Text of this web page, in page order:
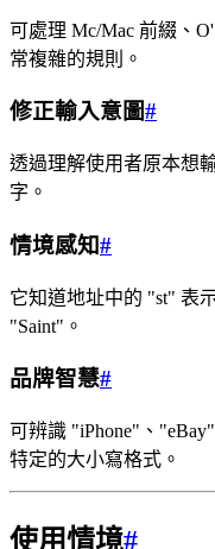
可處理 Mc/Mac 前綴、
常複雜的規則。
修正輸入意圖#
透過理解使用者原本想
字。
情境感知#
它知道地址中的 "st" 表
"Saint"。
品牌智慧#
可辨識 "iPhone"、
特定的大小寫格式。
使用情境#